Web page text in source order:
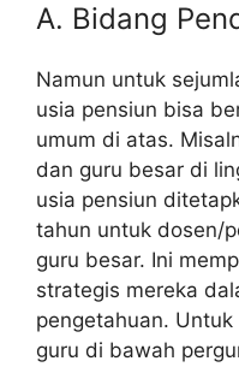
A. Bidang
Namun untuk
usia pensiun bisa
umum di atas.
dan guru besar di
usia pensiun
tahun untuk dosen/
guru besar. Ini
strategis mereka
pengetahuan.
guru di bawah